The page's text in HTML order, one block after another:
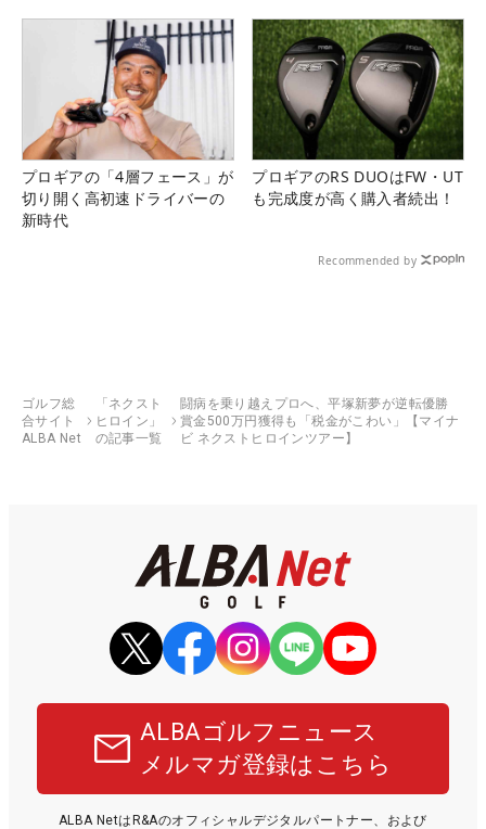
プロギアの「4層フェース」が
切り開く高初速ドライバーの
新時代
プロギアのRS DUOはFW・UT
も完成度が高く購入者続出！
Recommended by
ゴルフ総
合サイト
ALBA Net
「ネクスト
ヒロイン」
の記事一覧
闘病を乗り越えプロへ、平塚新夢が逆転優勝
賞金500万円獲得も「税金がこわい」【マイナ
ビ ネクストヒロインツアー】
ALBAゴルフニュース
メルマガ登録はこちら
ALBA NetはR&Aのオフィシャルデジタルパートナー、および